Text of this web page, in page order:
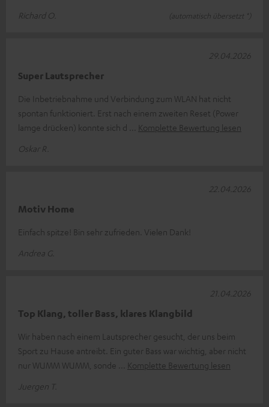
Richard O.
(automatisch übersetzt *)
Super Lautsprecher
Die Inbetriebnahme und Verbindung zum WLAN hat nicht
spontan funktioniert. Erst nach einem zweiten Reset (Power
lamge drücken) konnte sich d
Komplette Bewertung lesen
Oskar R.
29.04.2026
Motiv Home
Einfach spitze! Bin sehr zufrieden. Vielen Dank!
Andrea G.
22.04.2026
Top Klang, toller Bass, klares Klangbild
Wir haben nach einem Lautsprecher gesucht, der uns beim
Sport zu Hause antreibt. Ein guter Bass war wichtig, aber nicht
nur WUMM WUMM, sonde
Komplette Bewertung lesen
Juergen T.
21.04.2026